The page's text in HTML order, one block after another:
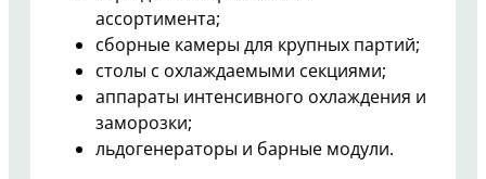
ассортимента;
сборные камеры для крупных партий;
столы с охлаждаемыми секциями;
аппараты интенсивного охлаждения и
заморозки;
льдогенераторы и барные модули.